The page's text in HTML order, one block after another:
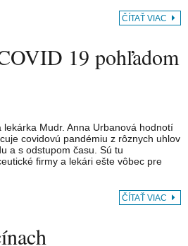
ČÍTAŤ VIAC
19 pohľadom
lekárka Mudr. Anna Urbanová hodnotí
covidovú pandémiu z rôznych uhlov
a s odstupom času. Sú tu
firmy a lekári ešte vôbec pre
ČÍTAŤ VIAC